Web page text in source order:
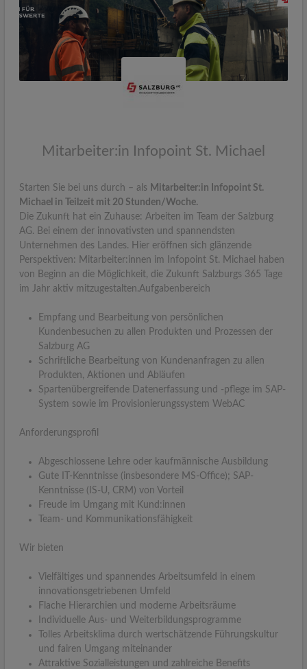
Mitarbeiter:in Infopoint St. Michael
Starten Sie bei uns durch – als Mitarbeiter:in Infopoint St.
Michael in Teilzeit mit 20 Stunden/Woche.
Die Zukunft hat ein Zuhause: Arbeiten im Team der Salzburg
AG. Bei einem der innovativsten und spannendsten
Unternehmen des Landes. Hier eröffnen sich glänzende
Perspektiven: Mitarbeiter:innen im Infopoint St. Michael haben
von Beginn an die Möglichkeit, die Zukunft Salzburgs 365 Tage
im Jahr aktiv mitzugestalten.Aufgabenbereich
Empfang und Bearbeitung von persönlichen
Kundenbesuchen zu allen Produkten und Prozessen der
Salzburg AG
Schriftliche Bearbeitung von Kundenanfragen zu allen
Produkten, Aktionen und Abläufen
Spartenübergreifende Datenerfassung und -pflege im SAP-
System sowie im Provisionierungssystem WebAC
Anforderungsprofil
Abgeschlossene Lehre oder kaufmännische Ausbildung
Gute IT-Kenntnisse (insbesondere MS-Office); SAP-
Kenntnisse (IS-U, CRM) von Vorteil
Freude im Umgang mit Kund:innen
Team- und Kommunikationsfähigkeit
Wir bieten
Vielfältiges und spannendes Arbeitsumfeld in einem
innovationsgetriebenen Umfeld
Flache Hierarchien und moderne Arbeitsräume
Individuelle Aus- und Weiterbildungsprogramme
Tolles Arbeitsklima durch wertschätzende Führungskultur
und fairen Umgang miteinander
Attraktive Sozialleistungen und zahlreiche Benefits